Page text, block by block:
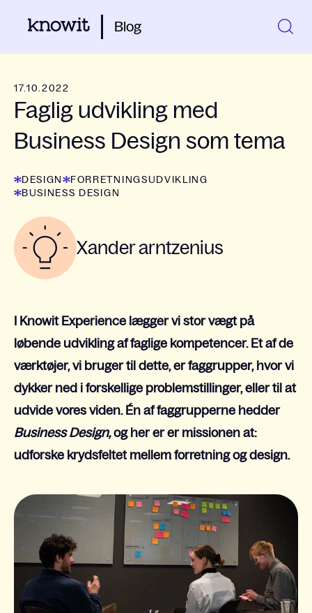
Blog
17.10.2022
Faglig udvikling med
Business Design som tema
DESIGN
FORRETNINGSUDVIKLING
BUSINESS DESIGN
Xander arntzenius
I Knowit Experience lægger vi stor vægt på
løbende udvikling af faglige kompetencer. Et af de
værktøjer, vi bruger til dette, er faggrupper, hvor vi
dykker ned i forskellige problemstillinger, eller til at
udvide vores viden. Én af faggrupperne hedder
Business Design,og herer er missionen at:
udforske krydsfeltet mellem forretning og design.